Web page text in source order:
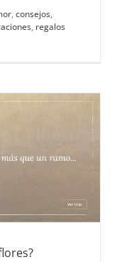
, consejos,
, regalos